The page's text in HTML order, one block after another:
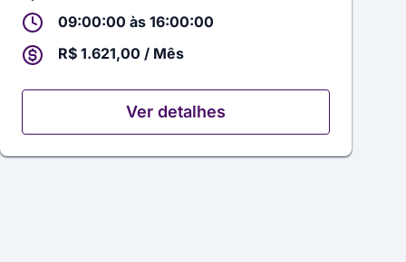
09:00:00 às 16:00:00
R$ 1.621,00 / Mês
Ver detalhes